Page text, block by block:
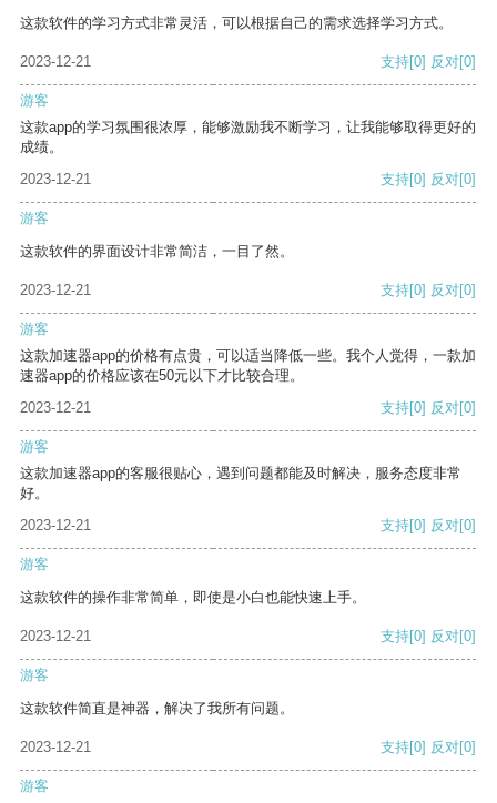
这款软件的学习方式非常灵活，可以根据自己的需求选择学习方式。
2023-12-21 支持[0] 反对[0]
游客
这款app的学习氛围很浓厚，能够激励我不断学习，让我能够取得更好的
成绩。
2023-12-21
支持[0] 反对[0]
游客
这款软件的界面设计非常简洁，一目了然。
2023-12-21 支持[0] 反对[0]
游客
这款加速器app的价格有点贵，可以适当降低一些。我个人觉得，一款加
速器app的价格应该在50元以下才比较合理。
2023-12-21
支持[0] 反对[0]
游客
这款加速器app的客服很贴心，遇到问题都能及时解决，服务态度非常
好。
2023-12-21
支持[0] 反对[0]
游客
这款软件的操作非常简单，即使是小白也能快速上手。
2023-12-21 支持[0] 反对[0]
游客
这款软件简直是神器，解决了我所有问题。
2023-12-21 支持[0] 反对[0]
游客